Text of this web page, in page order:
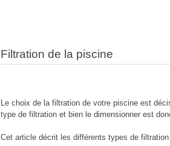
Filtration de la piscine
Le choix de la filtration de votre piscine est
type de filtration et bien le dimensionner est
Cet article décrit les différents types de